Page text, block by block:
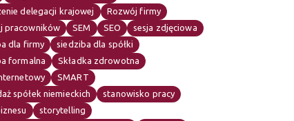
delegacji krajowej
Rozwój firmy
pracowników
SEM SEO
sesja zdjęciowa
dla firmy
siedziba dla spółki
formalna
Składka zdrowotna
SMART
spółek niemieckich
stanowisko pracy
storytelling